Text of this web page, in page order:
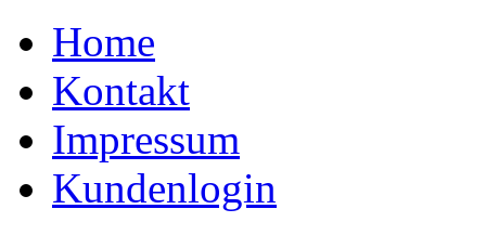
Home
Kontakt
Impressum
Kundenlogin